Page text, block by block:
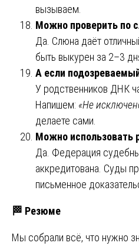
вызываем.
Можно проверить по
Да. Слюна даёт
быть выкурен за 2–3
А если
У родственников ДНК
Напишем: «Не
делаете сами.
Можно использовать
Да. Федерация
аккредитована. Суды
письменное
🏁 Резюме
Мы собрали всё, что нужно